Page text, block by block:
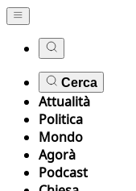
Cerca
Attualità
Politica
Mondo
Agorà
Podcast